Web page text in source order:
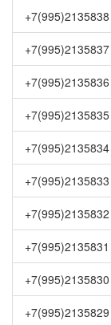
+7(995)2135838
+7(995)2135837
+7(995)2135836
+7(995)2135835
+7(995)2135834
+7(995)2135833
+7(995)2135832
+7(995)2135831
+7(995)2135830
+7(995)2135829